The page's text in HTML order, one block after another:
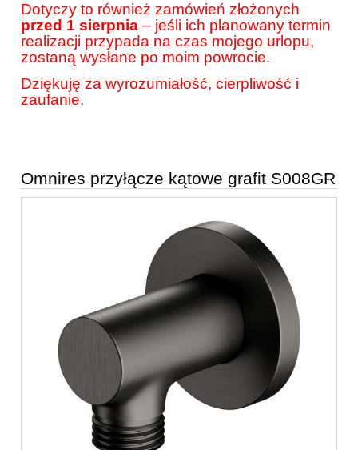
Dotyczy to również zamówień złożonych
przed 1 sierpnia – jeśli ich planowany termin
realizacji przypada na czas mojego urlopu,
zostaną wysłane po moim powrocie.
Dziękuję za wyrozumiałość, cierpliwość i
zaufanie.
Omnires przyłącze kątowe grafit S008GR